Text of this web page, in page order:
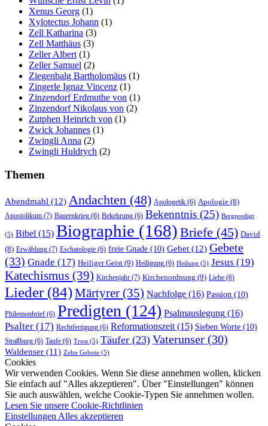
Xenus Georg (1)
Xylotectus Johann (1)
Zell Katharina (3)
Zell Matthäus (3)
Zeller Albert (1)
Zeller Samuel (2)
Ziegenbalg Bartholomäus (1)
Zingerle Ignaz Vincenz (1)
Zinzendorf Erdmuthe von (1)
Zinzendorf Nikolaus von (2)
Zutphen Heinrich von (1)
Zwick Johannes (1)
Zwingli Anna (2)
Zwingli Huldrych (2)
Themen
Abendmahl (12) Andachten (48) Apologetik (6) Apologie (8)
Apostolikum (7) Bauernkrieg (6) Bekehrung (6) Bekenntnis (25) Bergpredigt
(5) Bibel (15) Biographie (168) Briefe (45) David
(8) Erwählung (7) Eschatologie (6) freie Gnade (10) Gebet (12) Gebete
(33) Gnade (17) Heiliger Geist (9) Heiligung (6) Heilung (5) Jesus (19)
Katechismus (39) Kirchenjahr (7) Kirchenordnung (9) Liebe (6)
Lieder(84)Märtyrer (35) Nachfolge (16) Passion (10)
Philemonbrief (6) Predigten (124) Psalmauslegung (16)
Psalter (17) Rechtfertigung (6) Reformationszeit (15) Sieben Worte (10)
Straßburg (6) Taufe (6) Trost (5) Täufer (23) Vaterunser (30)
Waldenser (11) Zehn Gebote (5)
Cookies
Wir verwenden Cookies. Wenn Sie diese annehmen wollen, klicken
Sie einfach auf "Alles akzeptieren". Über "Einstellungen" können
Sie auch auswählen, welche Cookie-Typen Sie annehmen wollen.
Lesen Sie unsere Cookie-Richtlinien
Einstellungen Alles akzeptieren